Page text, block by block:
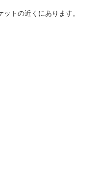
ットの近くにあります。